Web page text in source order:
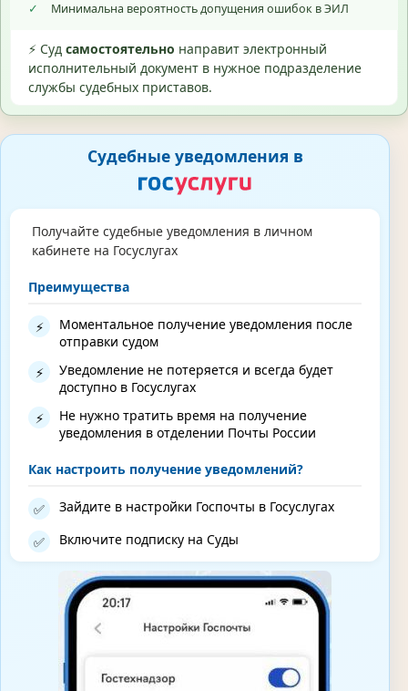
✓
Минимальна вероятность допущения ошибок в ЭИЛ
⚡ Суд самостоятельно направит электронный
исполнительный документ в нужное подразделение
службы судебных приставов.
Судебные уведомления в
Получайте судебные уведомления в личном
кабинете на Госуслугах
Преимущества
⚡
Моментальное получение уведомления после
отправки судом
⚡
Уведомление не потеряется и всегда будет
доступно в Госуслугах
⚡
Не нужно тратить время на получение
уведомления в отделении Почты России
Как настроить получение уведомлений?
✅ Зайдите в настройки Госпочты в Госуслугах
✅ Включите подписку на Суды